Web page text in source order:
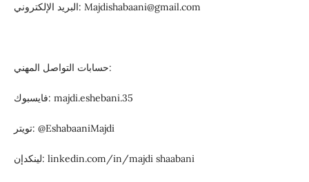
البريد الإلكتروني: Majdishabaani@gmail.com
حسابات التواصل المهني:
فايسبوك: majdi.eshebani.35
تويتر: @EshabaaniMajdi
لينكدإن: linkedin.com/in/majdi shaabani